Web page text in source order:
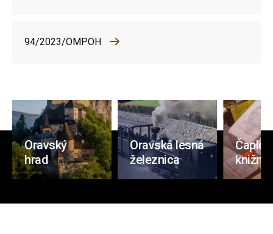
94/2023/OMPOH
Oravský
hrad
Oravská lesná
železnica